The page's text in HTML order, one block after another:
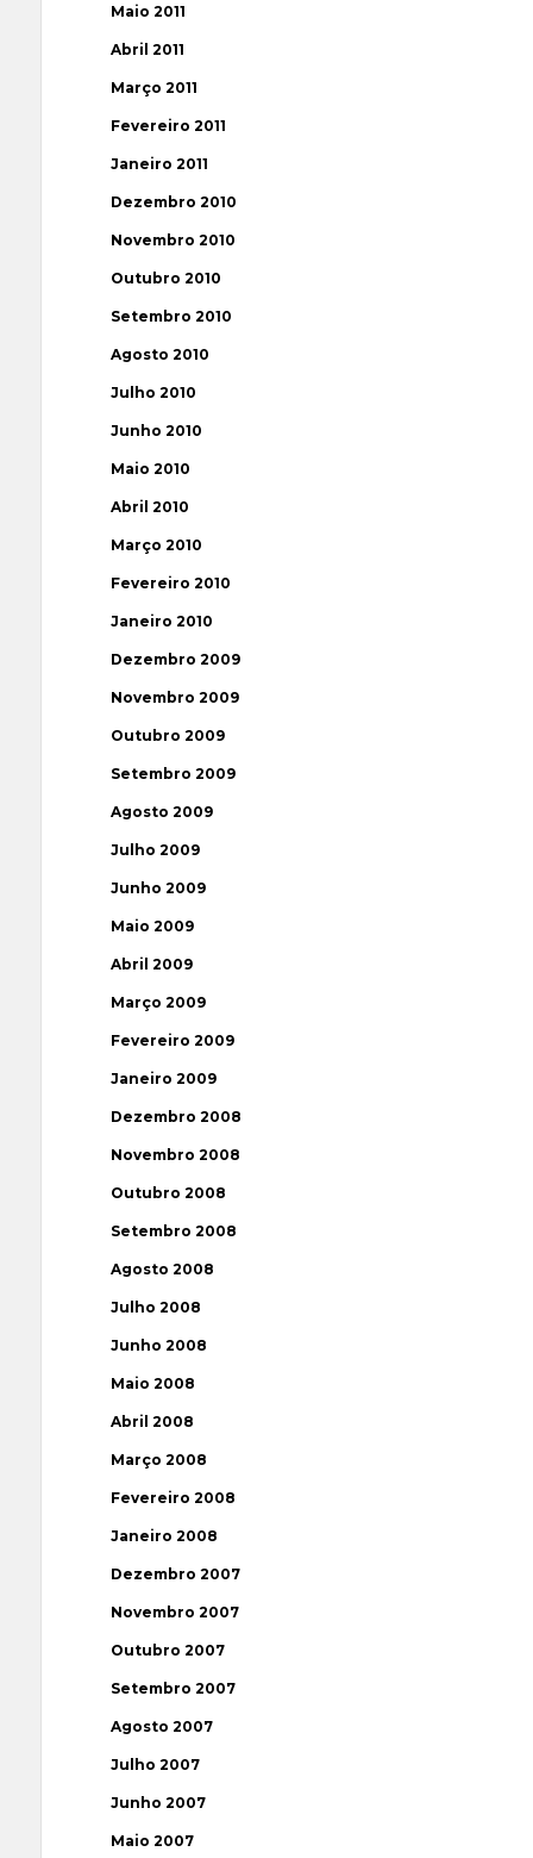
Maio 2011
Abril 2011
Março 2011
Fevereiro 2011
Janeiro 2011
Dezembro 2010
Novembro 2010
Outubro 2010
Setembro 2010
Agosto 2010
Julho 2010
Junho 2010
Maio 2010
Abril 2010
Março 2010
Fevereiro 2010
Janeiro 2010
Dezembro 2009
Novembro 2009
Outubro 2009
Setembro 2009
Agosto 2009
Julho 2009
Junho 2009
Maio 2009
Abril 2009
Março 2009
Fevereiro 2009
Janeiro 2009
Dezembro 2008
Novembro 2008
Outubro 2008
Setembro 2008
Agosto 2008
Julho 2008
Junho 2008
Maio 2008
Abril 2008
Março 2008
Fevereiro 2008
Janeiro 2008
Dezembro 2007
Novembro 2007
Outubro 2007
Setembro 2007
Agosto 2007
Julho 2007
Junho 2007
Maio 2007